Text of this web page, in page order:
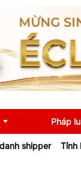
Pháp
Tỉnh lộ 161 ở Lào